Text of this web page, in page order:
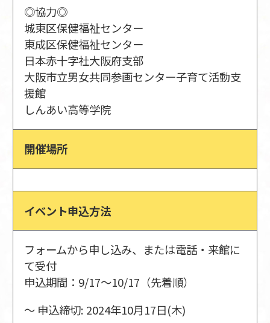
◎協力◎
城東区保健福祉センター
東成区保健福祉センター
日本赤十字社大阪府支部
大阪市立男女共同参画センター子育て活動支
援館
しんあい高等学院
開催場所
イベント申込方法
フォームから申し込み、または電話・来館に
て受付
申込期間：9/17～10/17（先着順）
〜 申込締切: 2024年10月17日(木)